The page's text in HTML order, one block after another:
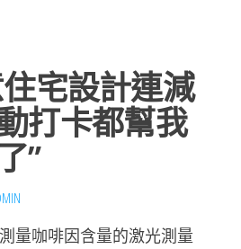
住宅設計連減
打卡都幫我
”
量咖啡因含量的激光測量